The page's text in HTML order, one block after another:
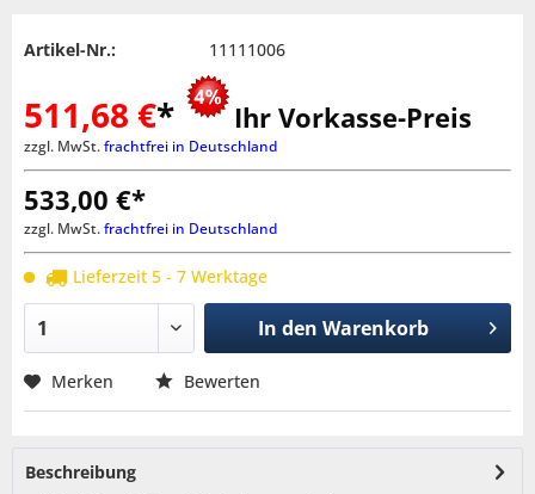
Artikel-Nr.: 11111006
511,68 €* Ihr Vorkasse-Preis
zzgl. MwSt.frachtfrei in Deutschland
533,00 €*
zzgl. MwSt.frachtfrei in Deutschland
Lieferzeit 5 - 7 Werktage
In den Warenkorb
Merken Bewerten
Beschreibung